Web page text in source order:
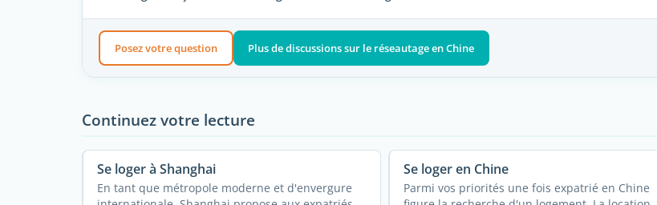
Posez votre question Plus de discussions sur le réseautage en Chine
Continuez votre lecture
Se loger à Shanghai
En tant que métropole moderne et d'envergure
Se loger en Chine
Parmi vos priorités une fois expatrié en Chine